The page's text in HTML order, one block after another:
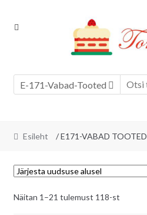
Skip
Skip
E-171-Vabad-Tooted
Esileht / E171-VABAD TOOTED
Näitan 1–21 tulemust 118-stSorditud